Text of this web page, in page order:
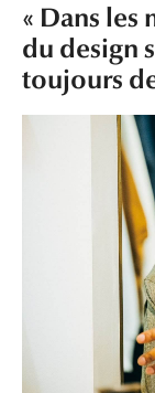
« Dans les
du design
toujours